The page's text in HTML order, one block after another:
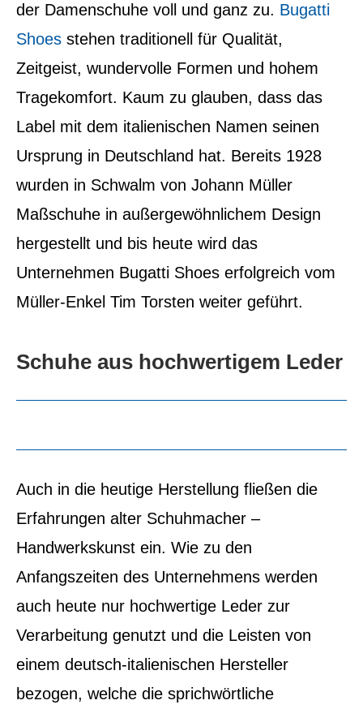
der Damenschuhe voll und ganz zu. Bugatti
Shoes stehen traditionell für Qualität,
Zeitgeist, wundervolle Formen und hohem
Tragekomfort. Kaum zu glauben, dass das
Label mit dem italienischen Namen seinen
Ursprung in Deutschland hat. Bereits 1928
wurden in Schwalm von Johann Müller
Maßschuhe in außergewöhnlichem Design
hergestellt und bis heute wird das
Unternehmen Bugatti Shoes erfolgreich vom
Müller-Enkel Tim Torsten weiter geführt.
Schuhe aus hochwertigem Leder
Auch in die heutige Herstellung fließen die
Erfahrungen alter Schuhmacher –
Handwerkskunst ein. Wie zu den
Anfangszeiten des Unternehmens werden
auch heute nur hochwertige Leder zur
Verarbeitung genutzt und die Leisten von
einem deutsch-italienischen Hersteller
bezogen, welche die sprichwörtliche